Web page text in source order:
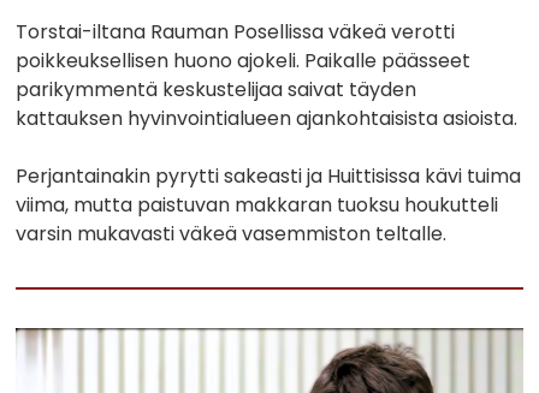
Torstai-iltana Rauman Posellissa väkeä verotti
poikkeuksellisen huono ajokeli. Paikalle päässeet
parikymmentä keskustelijaa saivat täyden
kattauksen hyvinvointialueen ajankohtaisista asioista.
Perjantainakin pyrytti sakeasti ja Huittisissa kävi tuima
viima, mutta paistuvan makkaran tuoksu houkutteli
varsin mukavasti väkeä vasemmiston teltalle.